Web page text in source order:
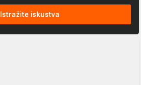
Istražite iskustva